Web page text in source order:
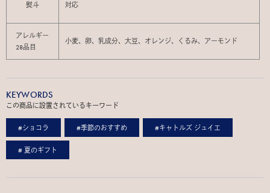
熨斗 対応
アレルギー
28品目
小麦、卵、乳成分、大豆、オレンジ、くるみ、アーモンド
KEYWORDS
この商品に設置されているキーワード
#ショコラ #季節のおすすめ #キャトルズ ジュイエ
# 夏のギフト